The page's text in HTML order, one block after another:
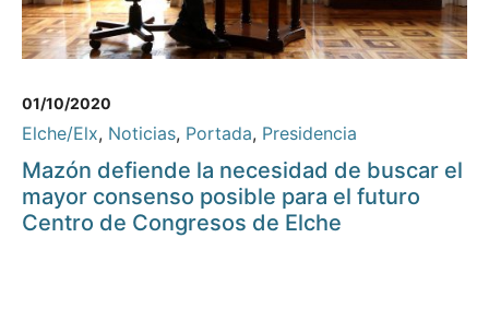
01/10/2020
Elche/Elx, Noticias, Portada, Presidencia
Mazón defiende la necesidad de buscar el
mayor consenso posible para el futuro
Centro de Congresos de Elche